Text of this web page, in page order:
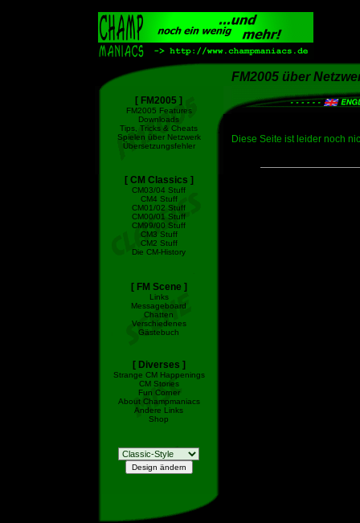
[ FM2005 ]
FM2005 Features
Downloads
Tips, Tricks & Cheats
Spielen über Netzwerk
Übersetzungsfehler
[ CM Classics ]
CM03/04 Stuff
CM4 Stuff
CM01/02 Stuff
CM00/01 Stuff
CM99/00 Stuff
CM3 Stuff
CM2 Stuff
Die CM-History
[ FM Scene ]
Links
Messageboard
Chatten
Verschiedenes
Gästebuch
[ Diverses ]
Strange CM Happenings
CM Stories
Fun Corner
About Champmaniacs
Andere Links
Shop
FM2005 über
Diese Seite ist leider noch